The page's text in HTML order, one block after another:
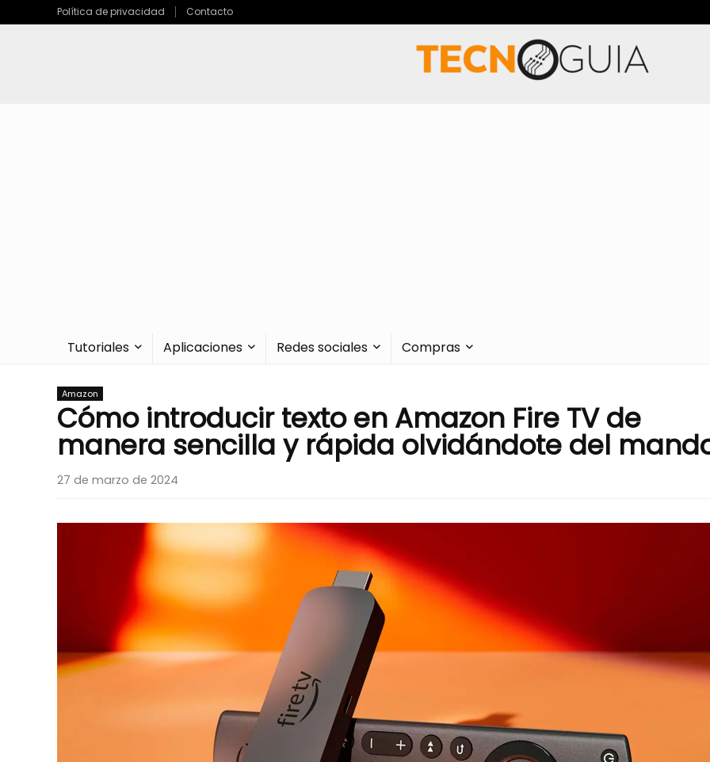
Política de privacidad Contacto
Tutoriales Aplicaciones Redes sociales Compras
Amazon
Cómo introducir texto en Amazon Fire TV de
manera sencilla y rápida olvidándote del
27 de marzo de 2024